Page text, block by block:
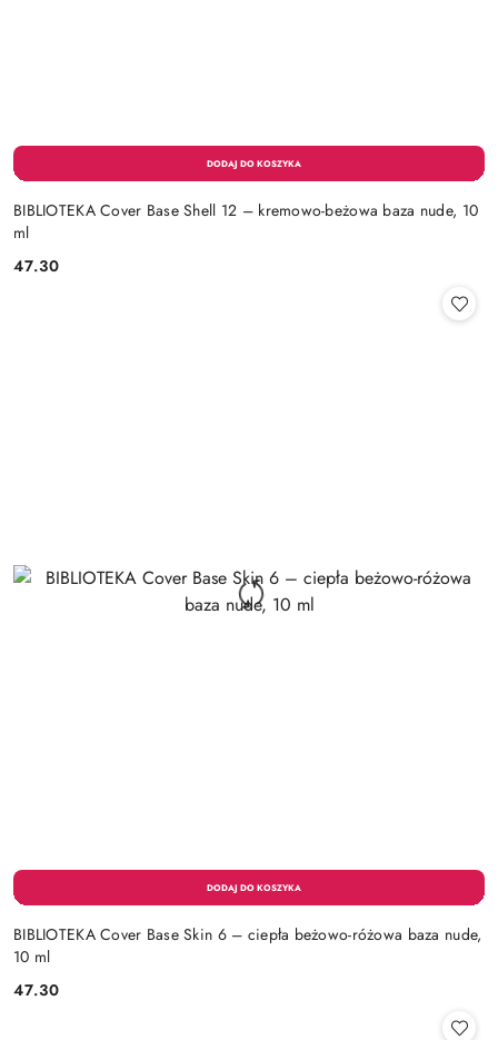
BIBLIOTEKA Cover Base Shell 12 – kremowo-beżowa baza nude, 10
ml
Cena:
47.30
BIBLIOTEKA Cover Base Skin 6 – ciepła beżowo-różowa baza nude,
10 ml
Cena:
47.30